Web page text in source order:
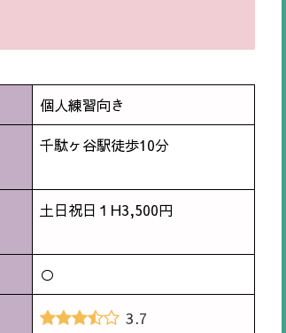
個人練習向き
千駄ヶ谷駅徒歩10分
土日祝日１H3,500円
○
3.7